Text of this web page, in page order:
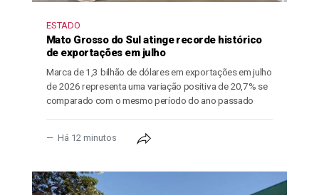
ESTADO
Mato Grosso do Sul atinge recorde histórico
de exportações em julho
Marca de 1,3 bilhão de dólares em exportações em julho
de 2026 representa uma variação positiva de 20,7% se
comparado com o mesmo período do ano passado
Há 12 minutos